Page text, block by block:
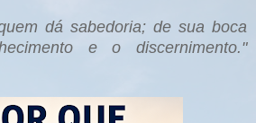
dá sabedoria; de sua boca
e o discernimento."